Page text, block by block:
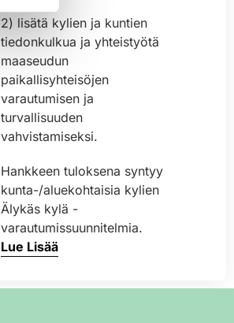
2) lisätä kylien ja kuntien
tiedonkulkua ja yhteistyötä
maaseudun
paikallisyhteisöjen
varautumisen ja
turvallisuuden
vahvistamiseksi.
Hankkeen tuloksena syntyy
kunta-/aluekohtaisia kylien
Älykäs kylä -
varautumissuunnitelmia.
Lue Lisää